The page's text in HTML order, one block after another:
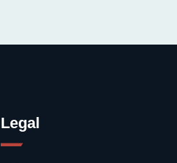
Legal